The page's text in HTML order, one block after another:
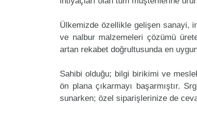
Ülkemizde özellikle gelişen sanayi,
ve nalbur malzemeleri çözümü
artan rekabet doğrultusunda en
Sahibi olduğu; bilgi birikimi ve
ön plana çıkarmayı başarmıştır.
sunarken; özel siparişlerinize de